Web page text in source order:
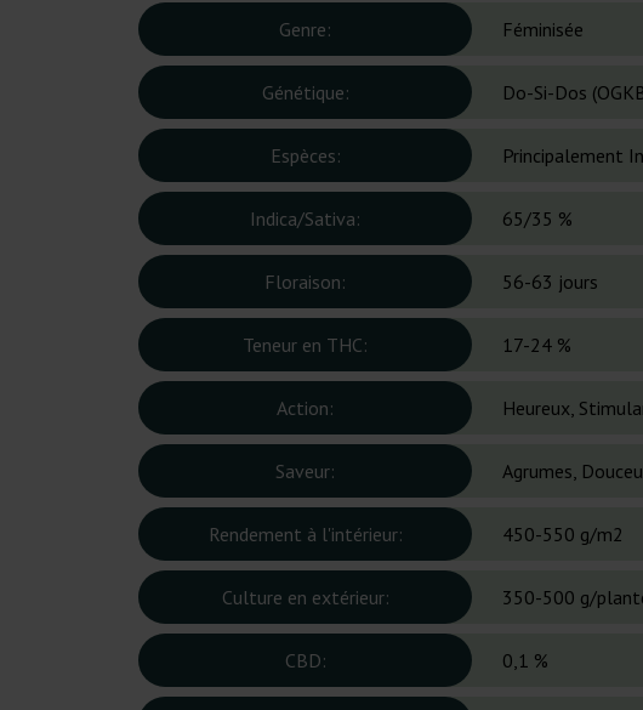
Genre: Féminisée
Génétique: Do-Si-Dos
Espèces: Principalement
Indica/Sativa: 65/35 %
Floraison: 56-63 jours
Teneur en THC: 17-24 %
Action: Heureux,
Saveur: Agrumes,
Rendement à l'intérieur: 450-550 g/m2
Culture en extérieur: 350-500 g/
CBD: 0,1 %